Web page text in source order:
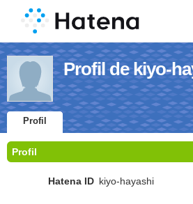
Profil de kiyo-
Profil
Profil
Hatena ID kiyo-hayashi